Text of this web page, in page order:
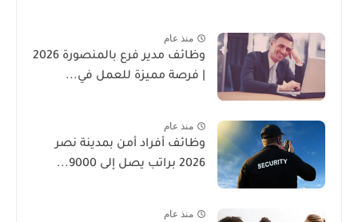
منذ عام
وظائف مدير فرع بالمنصورة 2026
| فرصة مميزة للعمل في...
منذ عام
وظائف أفراد أمن بمدينة نصر
2026 براتب يصل إلى 9000...
منذ عام